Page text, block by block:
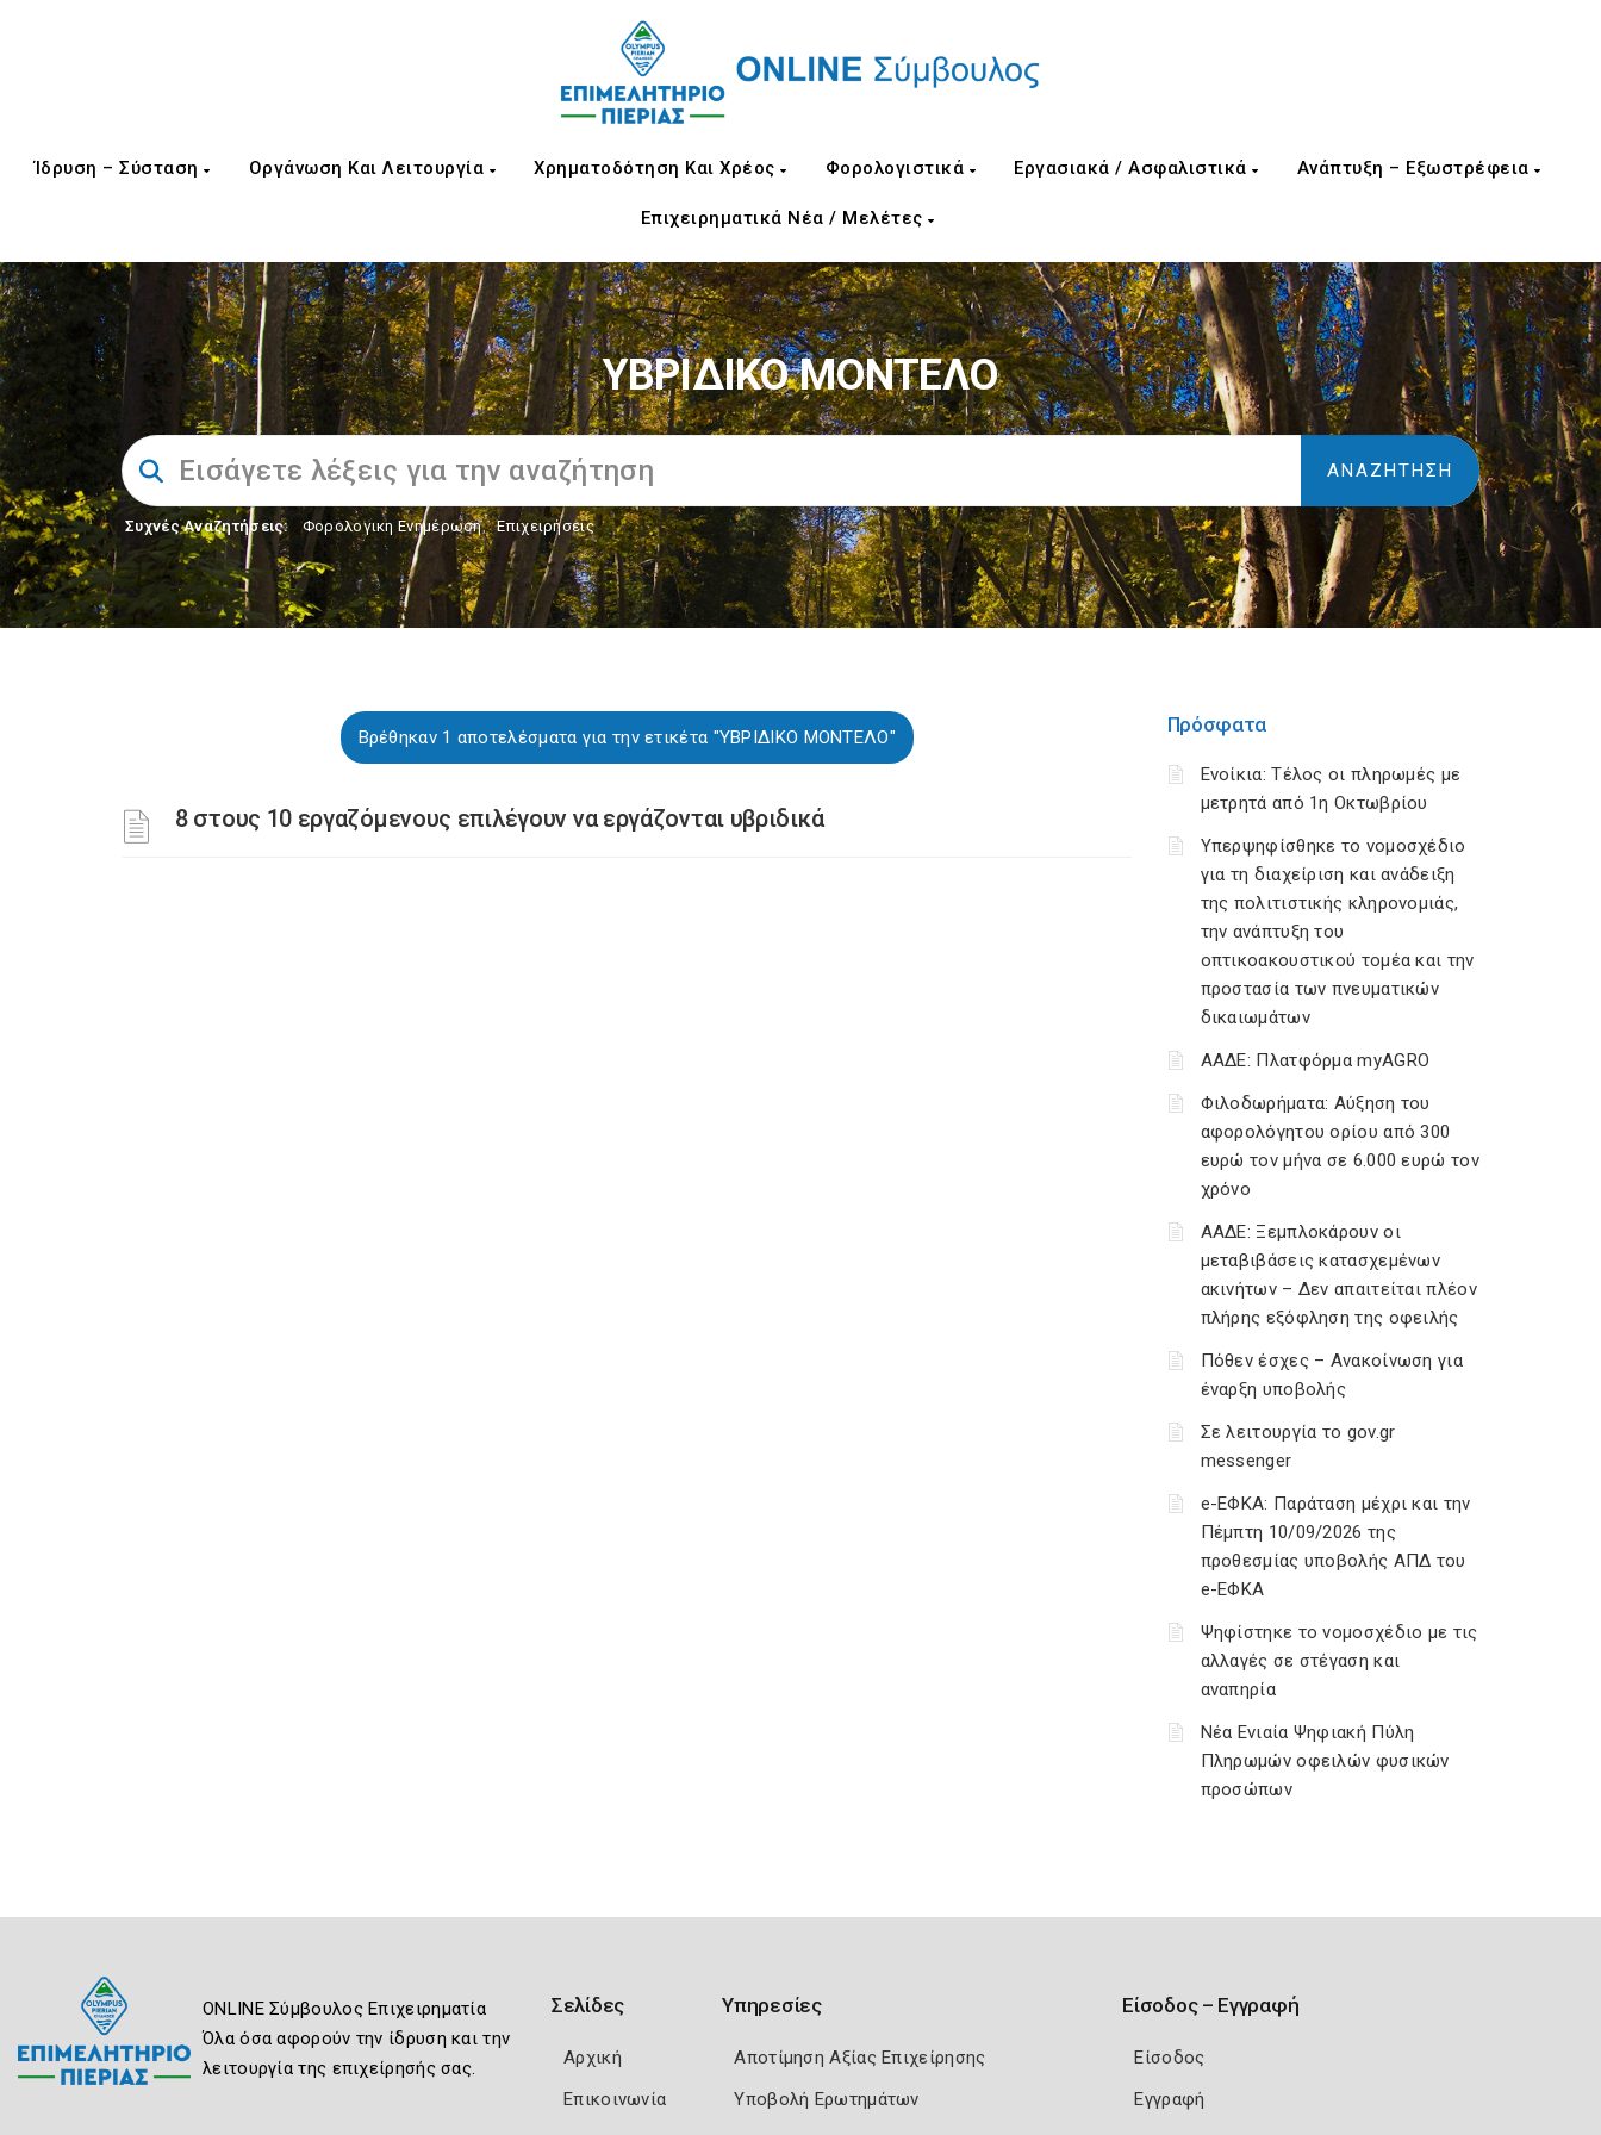
Ίδρυση – Σύσταση Οργάνωση Και Λειτουργία Χρηματοδότηση Και Χρέος Φορολογιστικά Εργασιακά / Ασφαλιστικά Ανάπτυξη – Εξωστρέφεια
Επιχειρηματικά Νέα / Μελέτες
ΥΒΡΙΔΙΚΟ ΜΟΝΤΕΛΟ
Συχνές Αναζητήσεις: Φορολογικη Ενημέρωση, Επιχειρήσεις
Βρέθηκαν 1 αποτελέσματα για την ετικέτα "ΥΒΡΙΔΙΚΟ ΜΟΝΤΕΛΟ"
8 στους 10 εργαζόμενους επιλέγουν να εργάζονται υβριδικά
Πρόσφατα
Ενοίκια: Τέλος οι πληρωμές με
μετρητά από 1η Οκτωβρίου
Υπερψηφίσθηκε το νομοσχέδιο
για τη διαχείριση και ανάδειξη
της πολιτιστικής κληρονομιάς,
την ανάπτυξη του
οπτικοακουστικού τομέα και την
προστασία των πνευματικών
δικαιωμάτων
ΑΑΔΕ: Πλατφόρμα myAGRO
Φιλοδωρήματα: Αύξηση του
αφορολόγητου ορίου από 300
ευρώ τον μήνα σε 6.000 ευρώ τον
χρόνο
ΑΑΔΕ: Ξεμπλοκάρουν οι
μεταβιβάσεις κατασχεμένων
ακινήτων – Δεν απαιτείται πλέον
πλήρης εξόφληση της οφειλής
Πόθεν έσχες – Ανακοίνωση για
έναρξη υποβολής
Σε λειτουργία το gov.gr
messenger
e-ΕΦΚΑ: Παράταση μέχρι και την
Πέμπτη 10/09/2026 της
προθεσμίας υποβολής ΑΠΔ του
e-ΕΦΚΑ
Ψηφίστηκε το νομοσχέδιο με τις
αλλαγές σε στέγαση και
αναπηρία
Νέα Ενιαία Ψηφιακή Πύλη
Πληρωμών οφειλών φυσικών
προσώπων
ONLINE Σύμβουλος Επιχειρηματία
Όλα όσα αφορούν την ίδρυση και την
λειτουργία της επιχείρησής σας.
Σελίδες
Αρχική
Επικοινωνία
Υπηρεσίες
Αποτίμηση Αξίας Επιχείρησης
Υποβολή Ερωτημάτων
Είσοδος – Εγγραφή
Είσοδος
Εγγραφή